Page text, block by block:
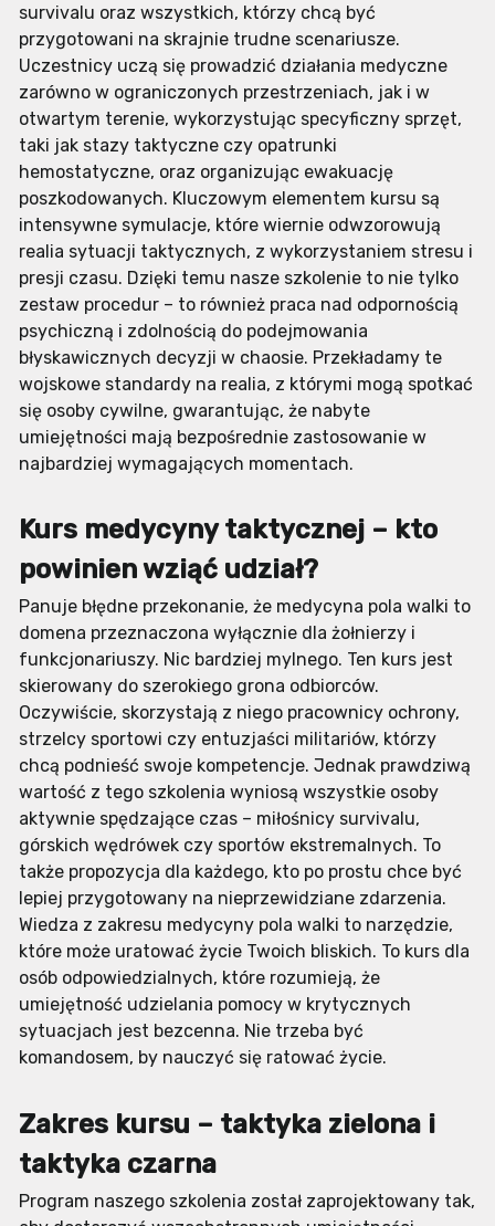
survivalu oraz wszystkich, którzy chcą być
przygotowani na skrajnie trudne scenariusze.
Uczestnicy uczą się prowadzić działania medyczne
zarówno w ograniczonych przestrzeniach, jak i w
otwartym terenie, wykorzystując specyficzny sprzęt,
taki jak stazy taktyczne czy opatrunki
hemostatyczne, oraz organizując ewakuację
poszkodowanych. Kluczowym elementem kursu są
intensywne symulacje, które wiernie odwzorowują
realia sytuacji taktycznych, z wykorzystaniem stresu i
presji czasu. Dzięki temu nasze szkolenie to nie tylko
zestaw procedur – to również praca nad odpornością
psychiczną i zdolnością do podejmowania
błyskawicznych decyzji w chaosie. Przekładamy te
wojskowe standardy na realia, z którymi mogą spotkać
się osoby cywilne, gwarantując, że nabyte
umiejętności mają bezpośrednie zastosowanie w
najbardziej wymagających momentach.
Kurs medycyny taktycznej – kto
powinien wziąć udział?
Panuje błędne przekonanie, że medycyna pola walki to
domena przeznaczona wyłącznie dla żołnierzy i
funkcjonariuszy. Nic bardziej mylnego. Ten kurs jest
skierowany do szerokiego grona odbiorców.
Oczywiście, skorzystają z niego pracownicy ochrony,
strzelcy sportowi czy entuzjaści militariów, którzy
chcą podnieść swoje kompetencje. Jednak prawdziwą
wartość z tego szkolenia wyniosą wszystkie osoby
aktywnie spędzające czas – miłośnicy survivalu,
górskich wędrówek czy sportów ekstremalnych. To
także propozycja dla każdego, kto po prostu chce być
lepiej przygotowany na nieprzewidziane zdarzenia.
Wiedza z zakresu medycyny pola walki to narzędzie,
które może uratować życie Twoich bliskich. To kurs dla
osób odpowiedzialnych, które rozumieją, że
umiejętność udzielania pomocy w krytycznych
sytuacjach jest bezcenna. Nie trzeba być
komandosem, by nauczyć się ratować życie.
Zakres kursu – taktyka zielona i
taktyka czarna
Program naszego szkolenia został zaprojektowany tak,